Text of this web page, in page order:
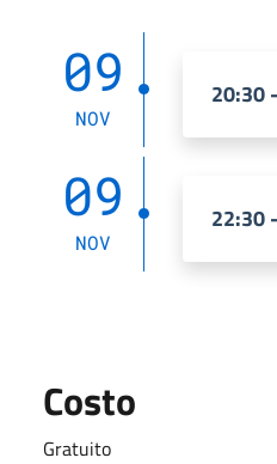
09
NOV
20:30
09
NOV
22:30
Costo
Gratuito